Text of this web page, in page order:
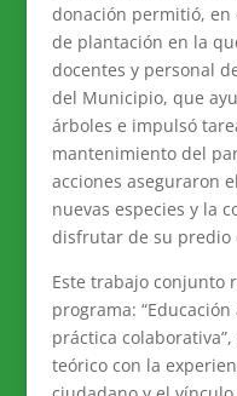
donación permitió,
de plantación en la
docentes y personal
del Municipio, que
árboles e impulsó
mantenimiento del
acciones aseguraron
nuevas especies y la
disfrutar de su predio
Este trabajo conjunto
programa:
práctica
teórico con la